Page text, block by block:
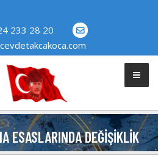
233 28 20
ESASLARINDA DEĞIŞIKLIK